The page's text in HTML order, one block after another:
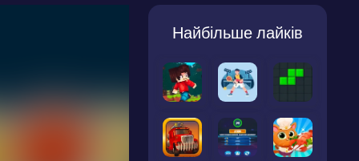
Найбільше лайків